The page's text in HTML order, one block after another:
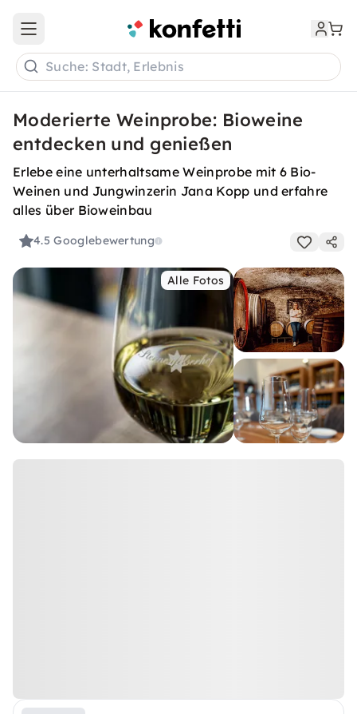
Open main menu
Suche: Stadt, Erlebnis
Moderierte Weinprobe: Bioweine
entdecken und genießen
Erlebe eine unterhaltsame Weinprobe mit 6 Bio-
Weinen und Jungwinzerin Jana Kopp und erfahre
alles über Bioweinbau
4.5Googlebewertung
Alle Fotos